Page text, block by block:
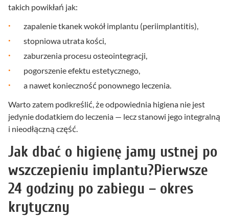
takich powikłań jak:
zapalenie tkanek wokół implantu (periimplantitis),
stopniowa utrata kości,
zaburzenia procesu osteointegracji,
pogorszenie efektu estetycznego,
a nawet konieczność ponownego leczenia.
Warto zatem podkreślić, że odpowiednia higiena nie jest
jedynie dodatkiem do leczenia — lecz stanowi jego integralną
i nieodłączną część.
Jak dbać o higienę jamy ustnej po
wszczepieniu implantu?Pierwsze
24 godziny po zabiegu – okres
krytyczny